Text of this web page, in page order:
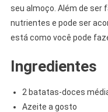
seu almoço. Além de ser
nutrientes e pode ser
está como você pode
Ingredientes
2 batatas-doces
Azeite a gosto